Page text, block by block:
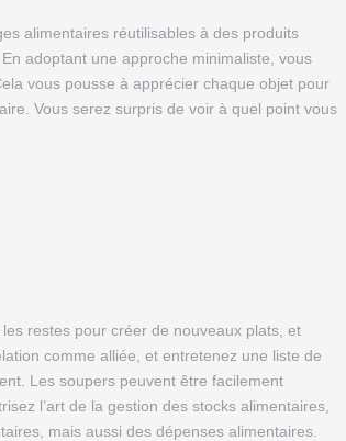
alimentaires réutilisables à des produits
adoptant une approche minimaliste, vous
vous pousse à apprécier chaque objet pour
Vous serez surpris de voir à quel point vous
restes pour créer de nouveaux plats, et
comme alliée, et entretenez une liste de
Les soupers peuvent être facilement
l’art de la gestion des stocks alimentaires,
mais aussi des dépenses alimentaires.